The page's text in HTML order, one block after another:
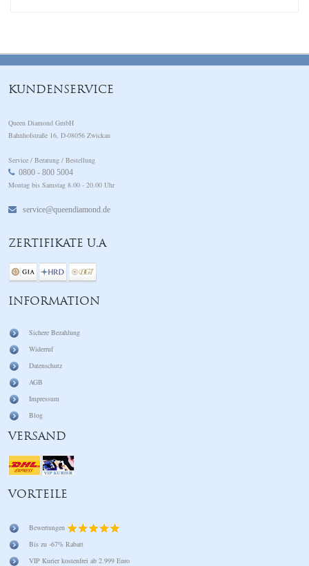
KUNDENSERVICE
Queen Diamond GmbH
Bahnhofstraße 16, D-08056 Zwickau
Service / Beratung / Bestellung
0800 - 800 5004
Montag bis Samstag 8.00 - 20.00 Uhr
service@queendiamond.de
ZERTIFIKATE U.A
INFORMATION
Sichere Bezahlung
Widerruf
Datenschutz
AGB
Impressum
Blog
VERSAND
VORTEILE
Bewertungen
Bis zu -67% Rabatt
VIP Kurier kostenfrei ab 2.999 Euro